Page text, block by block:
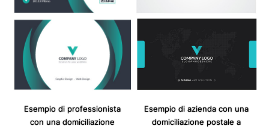
Esempio di professionista
con una domiciliazione
Esempio di azienda con una
domiciliazione postale a